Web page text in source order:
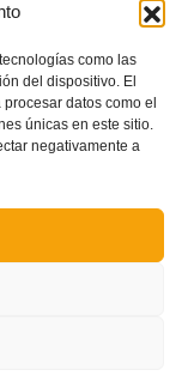
como las
del dispositivo. El
datos como el
únicas en este sitio.
negativamente a
Federación
se sorteará el
Licencia UEFA